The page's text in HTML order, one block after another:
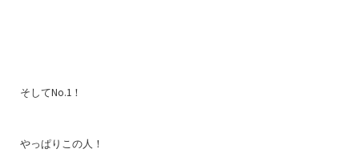
そしてNo.1！
やっぱりこの人！